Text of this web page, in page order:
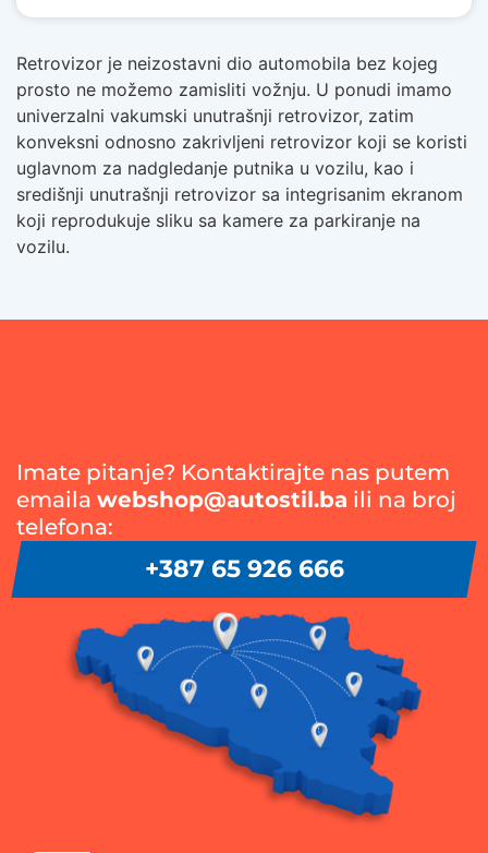
Retrovizor je neizostavni dio automobila bez kojeg
prosto ne možemo zamisliti vožnju. U ponudi imamo
univerzalni vakumski unutrašnji retrovizor, zatim
konveksni odnosno zakrivljeni retrovizor koji se koristi
uglavnom za nadgledanje putnika u vozilu, kao i
središnji unutrašnji retrovizor sa integrisanim ekranom
koji reprodukuje sliku sa kamere za parkiranje na
vozilu.
Imate pitanje? Kontaktirajte nas putem
emaila webshop@autostil.ba ili na broj
telefona:
+387 65 926 666